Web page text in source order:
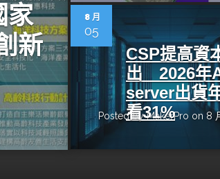
【活動報導】Intel攜手生態系夥伴分
人應用部署實戰經驗
PyTorch：AI框架
家
新
8 月
05
CSP提高資
出 2026年
server出貨
看31%
Posted byMakerPro on 8